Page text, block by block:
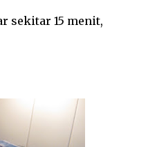
sekitar 15 menit,